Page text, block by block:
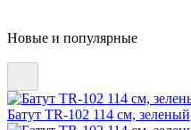
Новые и популярные
Батут TR-102 114 см, зеленый